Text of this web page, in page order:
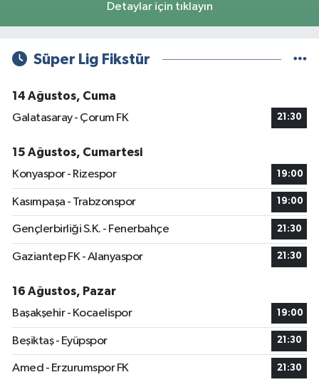
Detaylar için tıklayın
Süper Lig Fikstür
14 Ağustos, Cuma
Galatasaray - Çorum FK
21:30
15 Ağustos, Cumartesi
Konyaspor - Rizespor
19:00
Kasımpaşa - Trabzonspor 19:00
Gençlerbirliği S.K. - Fenerbahçe 21:30
Gaziantep FK - Alanyaspor 21:30
16 Ağustos, Pazar
Başakşehir - Kocaelispor
19:00
Beşiktaş - Eyüpspor 21:30
Amed - Erzurumspor FK 21:30